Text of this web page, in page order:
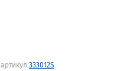
артикул 333012S